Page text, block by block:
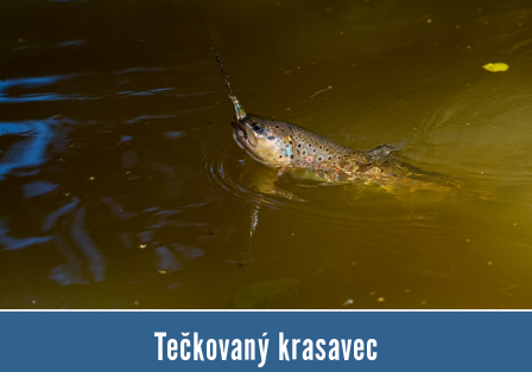
Zapomněli jste heslo?
Měli jste účet na starém webu?
Tečkovaný krasavec